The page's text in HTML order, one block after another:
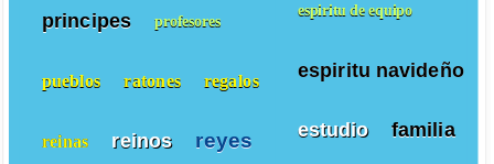
espiritu de equipo
espiritu navideño
estudio familia
principes profesores
pueblos ratones regalos
reinas reinos reyes